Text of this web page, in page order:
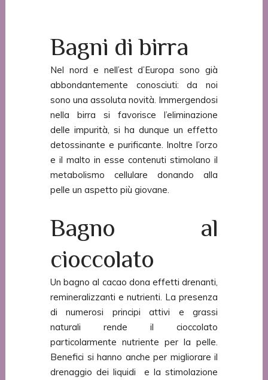
Bagni di birra
Nel nord e nell’est d’Europa sono già
abbondantemente conosciuti: da noi
sono una assoluta novità. Immergendosi
nella birra si favorisce l’eliminazione
delle impurità, si ha dunque un effetto
detossinante e purificante. Inoltre l’orzo
e il malto in esse contenuti stimolano il
metabolismo cellulare donando alla
pelle un aspetto più giovane.
Bagno al
cioccolato
Un bagno al cacao dona effetti drenanti,
remineralizzanti e nutrienti. La presenza
di numerosi principi attivi e grassi
naturali rende il cioccolato
particolarmente nutriente per la pelle.
Benefici si hanno anche per migliorare il
drenaggio dei liquidi e la stimolazione